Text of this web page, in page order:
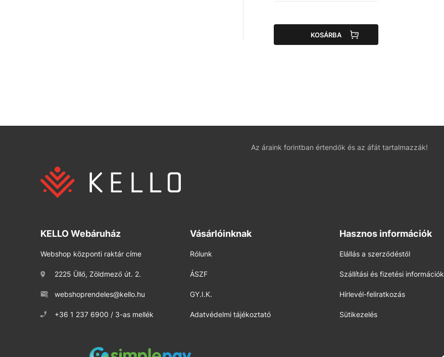
KOSÁRBA
Az áraink forintban értendők és az áfát tartalmazzák!
KELLO Webáruház
Webshop központi raktár címe
2225 Üllő, Zöldmező út. 2.
webshoprendeles@kello.hu
+36 1 237 6900 / 3-as mellék
Vásárlóinknak
Rólunk
ÁSZF
GY.I.K.
Adatvédelmi tájékoztató
Hasznos információk
Elállás a szerződéstől
Szállítási és fizetési információk
Hírlevél-feliratkozás
Sütikezelés